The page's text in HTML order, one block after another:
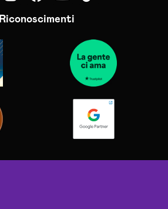
Riconoscimenti